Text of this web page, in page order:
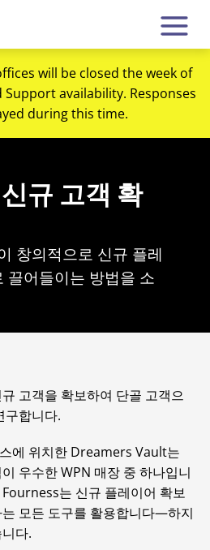
will be closed the week of
availability. Responses
during this time.
규 고객 확
창의적으로 신규 플레
끌어들이는 방법을 소
고객을 확보하여 단골 고객으
구합니다.
에 위치한 Dreamers Vault는
우수한 WPN 매장 중 하나입니
는 신규 플레이어 확보
모든 도구를 활용합니다—하지
다.